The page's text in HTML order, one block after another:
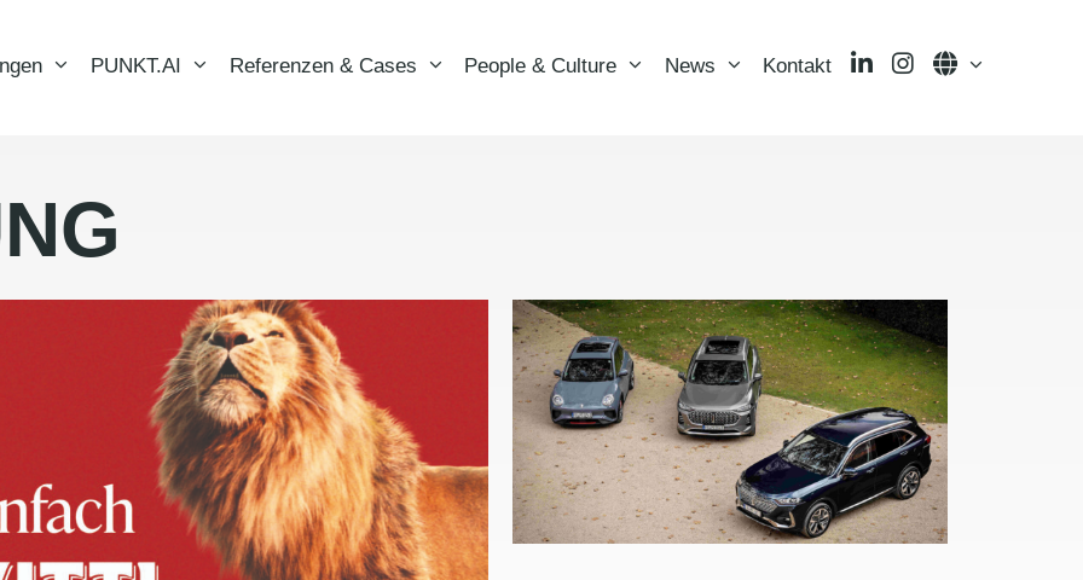
PUNKT.AI Referenzen & Cases People & Culture News Kontakt LinkedInInstagramLanguage